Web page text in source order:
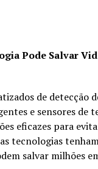
Pode Salvar
de detecção
e sensores de
eficazes para
tecnologias
salvar milhões